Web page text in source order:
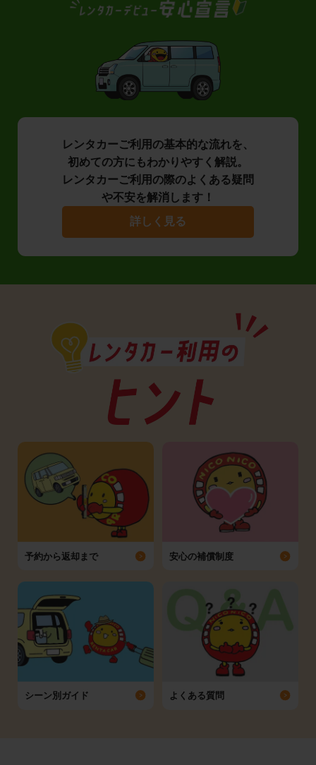
レンタカーご利用の基本的な流れを、
初めての方にもわかりやすく解説。
レンタカーご利用の際のよくある疑問
や不安を解消します！
詳しく見る
予約から返却まで 安心の補償制度
シーン別ガイド よくある質問